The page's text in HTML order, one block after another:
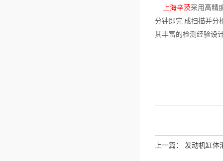
上海辛茨采用高精
分钟即完 成扫描并分
其丰富的检测经验设
上一篇： 发动机缸体